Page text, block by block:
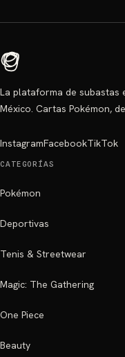
La plataforma de subastas
México. Cartas Pokémon,
InstagramFacebookTikTok
CATEGORÍAS
Pokémon
Deportivas
Tenis & Streetwear
Magic: The Gathering
One Piece
Beauty